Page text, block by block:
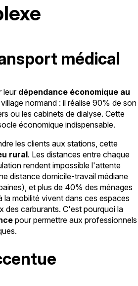
médical
leur dépendance économique au
normand : il réalise 90% de son
ou les cabinets de dialyse. Cette
économique indispensable.
les clients aux stations, cette
rural. Les distances entre chaque
rendent impossible l'attente
distance domicile-travail médiane
et plus de 40% des ménages
mobilité vivent dans ces espaces
des carburants. C'est pourquoi la
pour permettre aux professionnels